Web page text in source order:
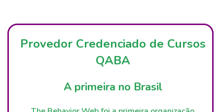
Provedor Credenciado de Cursos
QABA
A primeira no Brasil